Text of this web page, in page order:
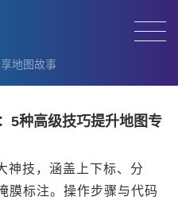
地图故事
5种高级技巧提升地图专
神技，涵盖上下标、分
膜标注。操作步骤与代码